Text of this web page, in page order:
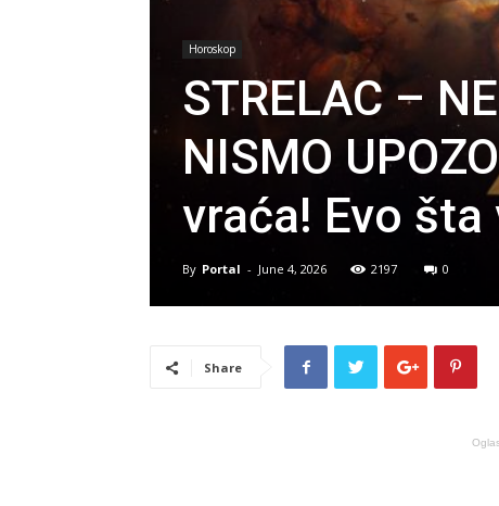
Horoskop
STRELAC –
NISMO
vraća! Evo
By Portal - June 4, 2026 2197 0
Share